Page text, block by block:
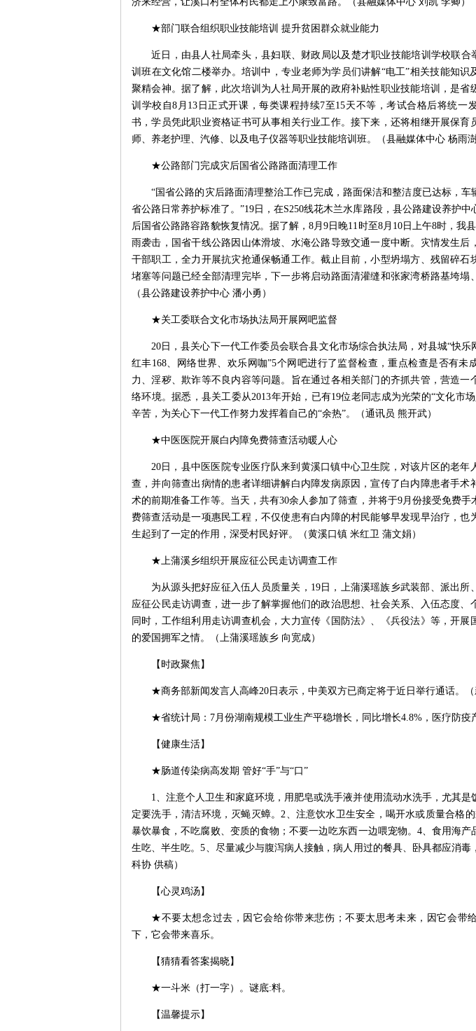
★部门联合组织职业技能培训 提升贫困群众就业能力
近日，由县人社局牵头，县妇联、财政局以及楚才职业技能培训学校联合
训班在文化馆二楼举办。培训中，专业老师为学员们讲解“电工”相关技能知识
聚精会神。据了解，此次培训为人社局开展的政府补贴性职业技能培训，是省
训学校自8月13日正式开课，每类课程持续7至15天不等，考试合格后将统一
书，学员凭此职业资格证书可从事相关行业工作。接下来，还将相继开展保育
师、养老护理、汽修、以及电子仪器等职业技能培训班。（县融媒体中心 杨雨澍
★公路部门完成灾后国省公路路面清理工作
“国省公路的灾后路面清理整治工作已完成，路面保洁和整洁度已达标，车
省公路日常养护标准了。”19日，在S250线花木兰水库路段，县公路建设养护
后国省公路路容路貌恢复情况。据了解，8月9日晚11时至8月10日上午8时，我
雨袭击，国省干线公路因山体滑坡、水淹公路导致交通一度中断。灾情发生后
干部职工，全力开展抗灾抢通保畅通工作。截止目前，小型坍塌方、残留碎石
堵塞等问题已经全部清理完毕，下一步将启动路面清灌缝和张家湾桥路基垮塌
（县公路建设养护中心 潘小勇）
★关工委联合文化市场执法局开展网吧监督
20日，县关心下一代工作委员会联合县文化市场综合执法局，对县城“快乐
红丰168、网络世界、欢乐网咖”5个网吧进行了监督检查，重点检查是否有未
力、淫秽、欺诈等不良内容等问题。旨在通过各相关部门的齐抓共管，营造一
络环境。据悉，县关工委从2013年开始，已有19位老同志成为光荣的“文化市
辛苦，为关心下一代工作努力发挥着自己的“余热”。（通讯员 熊开武）
★中医医院开展白内障免费筛查活动暖人心
20日，县中医医院专业医疗队来到黄溪口镇中心卫生院，对该片区的老年
查，并向筛查出病情的患者详细讲解白内障发病原因，宣传了白内障患者手术
术的前期准备工作等。当天，共有30余人参加了筛查，并将于9月份接受免费手
费筛查活动是一项惠民工程，不仅使患有白内障的村民能够早发现早治疗，也
生起到了一定的作用，深受村民好评。（黄溪口镇 米红卫 蒲文娟）
★上蒲溪乡组织开展应征公民走访调查工作
为从源头把好应征入伍人员质量关，19日，上蒲溪瑶族乡武装部、派出所
应征公民走访调查，进一步了解掌握他们的政治思想、社会关系、入伍态度、
同时，工作组利用走访调查机会，大力宣传《国防法》、《兵役法》等，开展
的爱国拥军之情。（上蒲溪瑶族乡 向宽成）
【时政聚焦】
★商务部新闻发言人高峰20日表示，中美双方已商定将于近日举行通话。（
★省统计局：7月份湖南规模工业生产平稳增长，同比增长4.8%，医疗防疫
【健康生活】
★肠道传染病高发期 管好“手”与“口”
1、注意个人卫生和家庭环境，用肥皂或洗手液并使用流动水洗手，尤其是
定要洗手，清洁环境，灭蝇灭蟑。2、注意饮水卫生安全，喝开水或质量合格
暴饮暴食，不吃腐败、变质的食物；不要一边吃东西一边喂宠物。4、食用海产
生吃、半生吃。5、尽量减少与腹泻病人接触，病人用过的餐具、卧具都应消毒
科协 供稿）
【心灵鸡汤】
★不要太想念过去，因它会给你带来悲伤；不要太思考未来，因它会带
下，它会带来喜乐。
【猜猜看答案揭晓】
★一斗米（打一字）。谜底:料。
【温馨提示】